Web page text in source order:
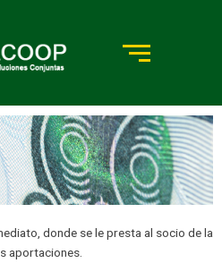
donde se le presta al socio de la
aportaciones.